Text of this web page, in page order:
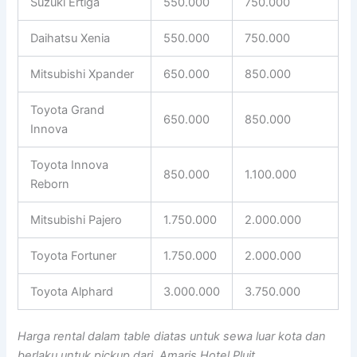
Daihatsu Xenia 550.000 750.000
Mitsubishi Xpander 650.000 850.000
Toyota Grand
Innova
650.000 850.000
Toyota Innova
Reborn
850.000 1.100.000
Mitsubishi Pajero 1.750.000 2.000.000
Toyota Fortuner 1.750.000 2.000.000
Toyota Alphard 3.000.000 3.750.000
Harga rental dalam table diatas untuk sewa luar kota dan